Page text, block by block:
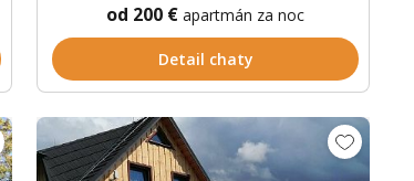
od 200 €apartmán za noc
Detail chaty